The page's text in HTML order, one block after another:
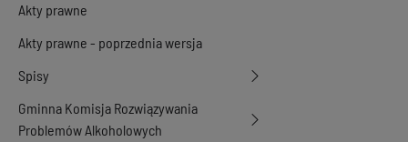
Akty prawne
Akty prawne - poprzednia wersja
Spisy
Gminna Komisja Rozwiązywania
Problemów Alkoholowych